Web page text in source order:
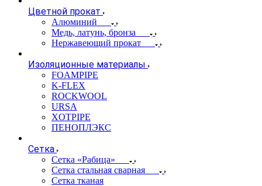
Цветной прокат
Алюминий
Медь, латунь, бронза
Нержавеющий прокат
Изоляционные материалы
FOAMPIPE
K-FLEX
ROCKWOOL
URSA
XOTPIPE
ПЕНОПЛЭКС
Сетка
Сетка «Рабица»
Сетка стальная сварная
Сетка тканая